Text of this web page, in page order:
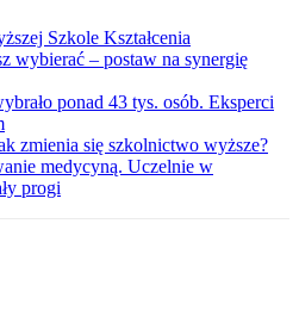
Szkole Kształcenia
wybierać – postaw na synergię
ponad 43 tys. osób. Eksperci
zmienia się szkolnictwo wyższe?
medycyną. Uczelnie w
progi